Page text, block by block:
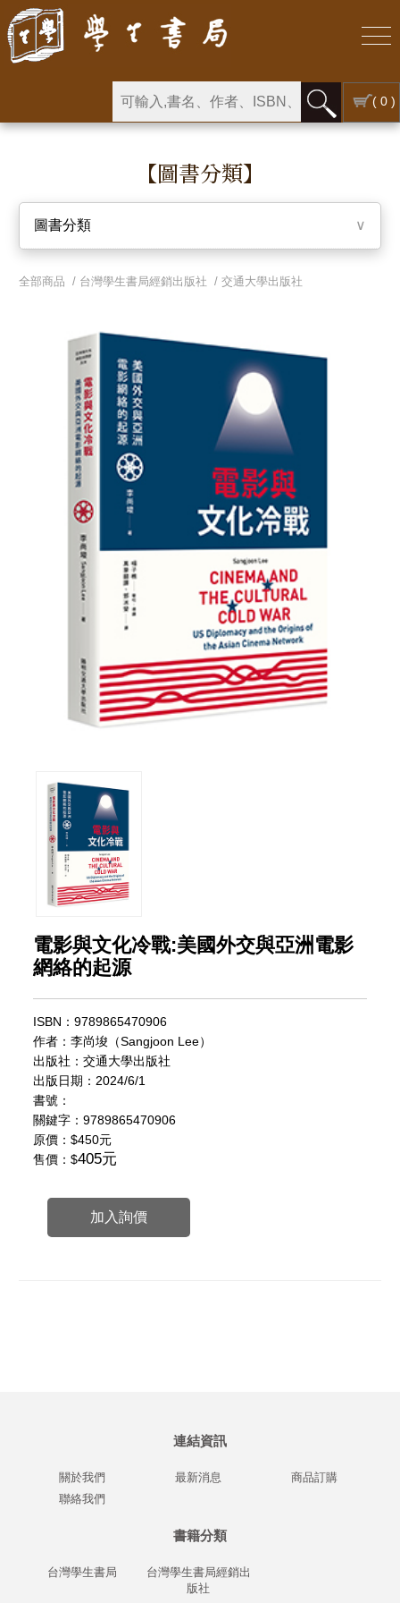
( 0 )
【圖書分類】
圖書分類 ∨
全部商品 / 台灣學生書局經銷出版社 /交通大學出版社
電影與文化冷戰:美國外交與亞洲電影
網絡的起源
ISBN：9789865470906
作者：李尚埈（Sangjoon Lee）
出版社：交通大學出版社
出版日期：2024/6/1
書號：
關鍵字：9789865470906
原價：$450元
售價：$405元
加入詢價
連結資訊
關於我們 最新消息
商品訂購
聯絡我們
書籍分類
台灣學生書局
台灣學生書局經銷出
版社